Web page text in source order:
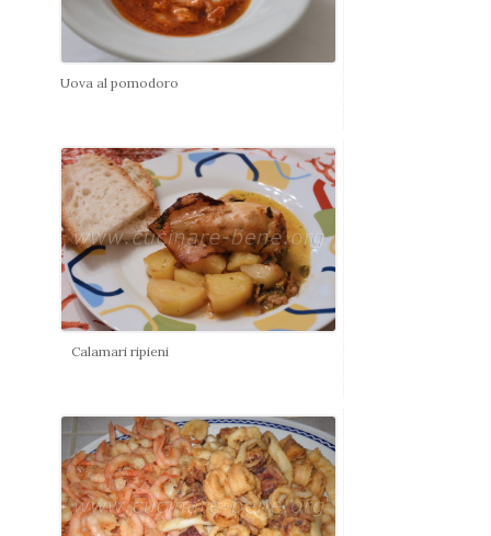
Uova al pomodoro
Calamari ripieni